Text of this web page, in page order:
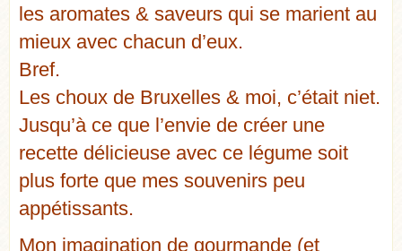
les aromates & saveurs qui se marient au
mieux avec chacun d’eux.
Bref.
Les choux de Bruxelles & moi, c’était niet.
Jusqu’à ce que l’envie de créer une
recette délicieuse avec ce légume soit
plus forte que mes souvenirs peu
appétissants.
Mon imagination de gourmande (et